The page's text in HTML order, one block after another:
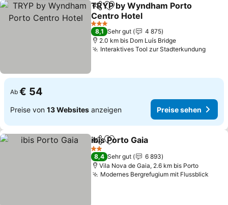
TeilenZu Favoriten hinzufügen
TRYP by Wyndham Porto
Centro Hotel
Preise sehen
3 Sterne
8,1 Sehr gut
4 875
2.0 km bis Dom Luís Bridge
Interaktives Tool zur Stadterkundung
Ab € 54
Preise von 13 Websites anzeigen Preise sehen
TeilenZu Favoriten hinzufügen
ibis Porto Gaia
2 Sterne
8,4 Sehr gut
6 893
Vila Nova de Gaia, 2.6 km bis Porto
Modernes Bergrefugium mit Flussblick